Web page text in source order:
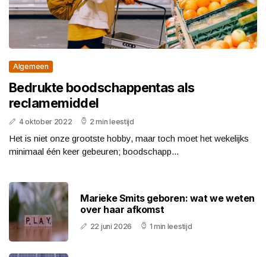
Algemeen
Bedrukte boodschappentas als
reclamemiddel
4 oktober 2022 2 min leestijd
Het is niet onze grootste hobby, maar toch moet het wekelijks
minimaal één keer gebeuren; boodschapp...
Marieke Smits geboren: wat we weten
over haar afkomst
22 juni 2026 1 min leestijd